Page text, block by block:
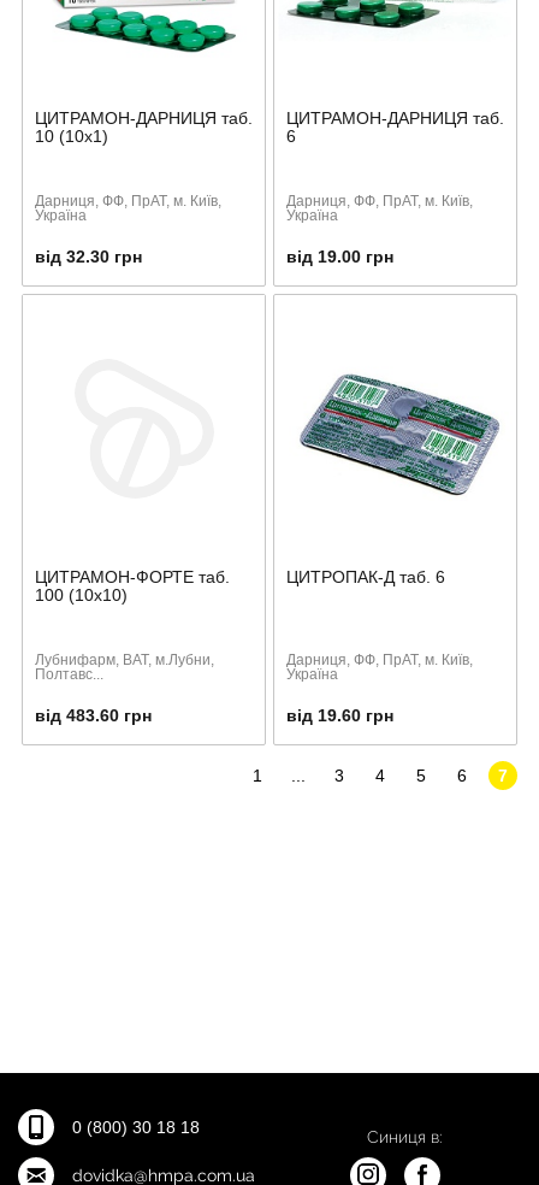
ЦИТРАМОН-ДАРНИЦЯ таб.
10 (10х1)
Дарниця, ФФ, ПрАТ, м. Київ,
Україна
від 32.30 грн
ЦИТРАМОН-ДАРНИЦЯ таб.
6
Дарниця, ФФ, ПрАТ, м. Київ,
Україна
від 19.00 грн
ЦИТРАМОН-ФОРТЕ таб.
100 (10х10)
Лубнифарм, ВАТ, м.Лубни,
Полтавс...
від 483.60 грн
ЦИТРОПАК-Д таб. 6
Дарниця, ФФ, ПрАТ, м. Київ,
Україна
від 19.60 грн
1 3 4 5 6 7
0 (800) 30 18 18
dovidka@hmpa.com.ua
Синиця в: